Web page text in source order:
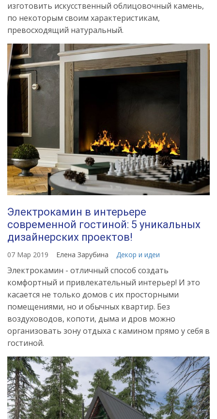
изготовить искусственный облицовочный камень,
по некоторым своим характеристикам,
превосходящий натуральный.
Электрокамин в интерьере
современной гостиной: 5 уникальных
дизайнерских проектов!
07 Мар 2019 Елена Зарубина Декор и идеи
Электрокамин - отличный способ создать
комфортный и привлекательный интерьер! И это
касается не только домов с их просторными
помещениями, но и обычных квартир. Без
воздуховодов, копоти, дыма и дров можно
организовать зону отдыха с камином прямо у себя в
гостиной.